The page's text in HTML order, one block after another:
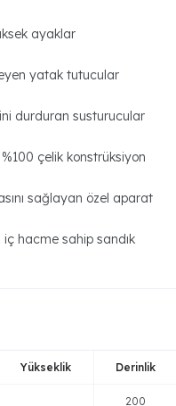
Yükseklik Derinlik
200
ayaklar
yatak tutucular
durduran susturucular
%100 çelik konstrüksiyon
sağlayan özel aparat
hacme sahip sandık